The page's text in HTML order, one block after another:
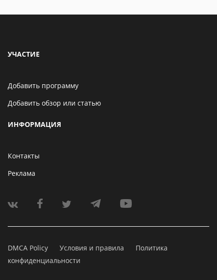
УЧАСТИЕ
Добавить программу
Добавить обзор или статью
ИНФОРМАЦИЯ
Контакты
Реклама
DMCA Policy Условия и правила
Политика
конфиденциальности